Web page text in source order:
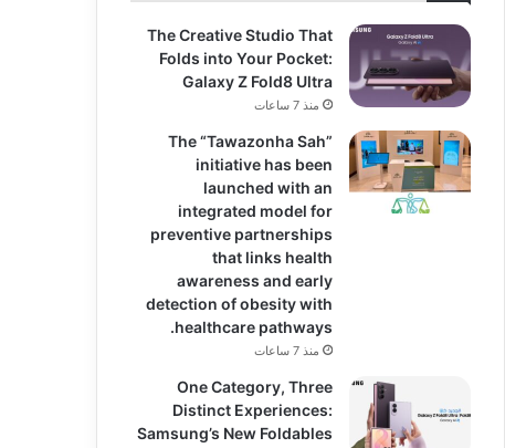
The Creative Studio That
Folds into Your Pocket:
Galaxy Z Fold8 Ultra
منذ 7 ساعات
The “Tawazonha Sah”
initiative has been
launched with an
integrated model for
preventive partnerships
that links health
awareness and early
detection of obesity with
healthcare pathways.
منذ 7 ساعات
One Category, Three
Distinct Experiences:
Samsung’s New Foldables